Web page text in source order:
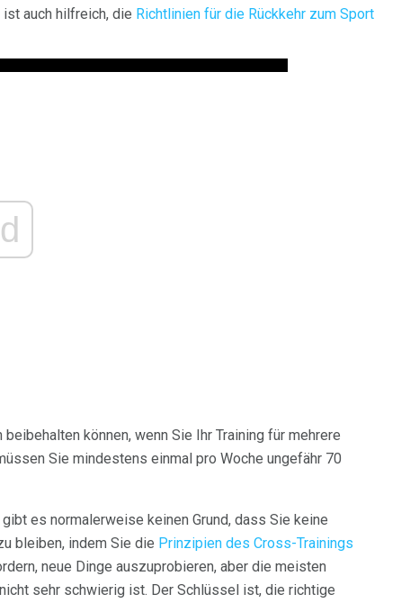
auch hilfreich, die Richtlinien für die Rückkehr zum Sport
können, wenn Sie Ihr Training für mehrere
Sie mindestens einmal pro Woche ungefähr 70
es normalerweise keinen Grund, dass Sie keine
bleiben, indem Sie die Prinzipien des Cross-Trainings
neue Dinge auszuprobieren, aber die meisten
sehr schwierig ist. Der Schlüssel ist, die richtige